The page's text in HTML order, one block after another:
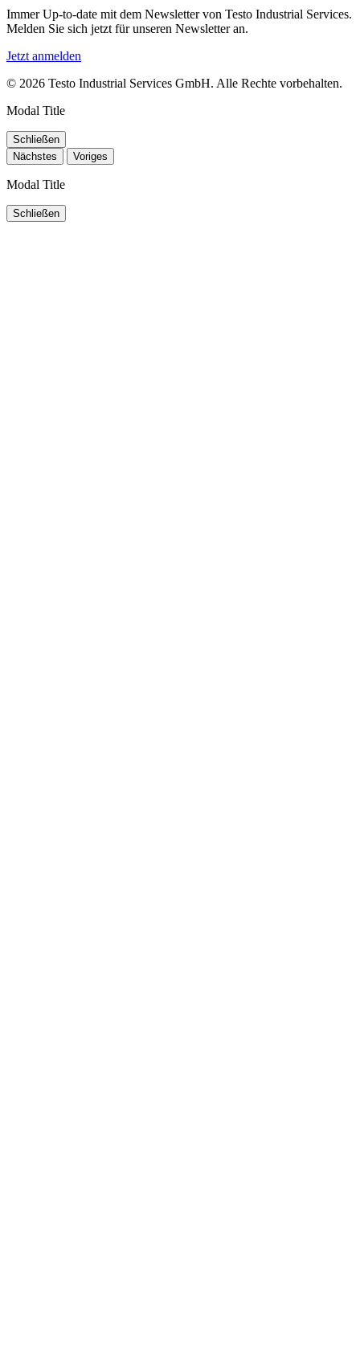
Immer Up-to-date mit dem Newsletter von Testo Industrial Services.
Melden Sie sich jetzt für unseren Newsletter an.
Jetzt anmelden
© 2026 Testo Industrial Services GmbH. Alle Rechte vorbehalten.
Modal Title
Schließen
Nächstes
Voriges
Modal Title
Schließen